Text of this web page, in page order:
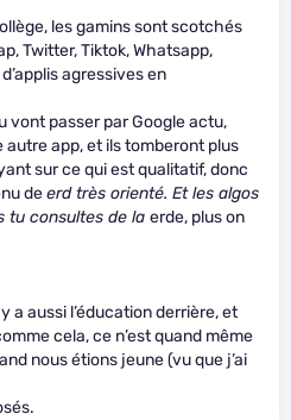
les gamins sont scotchés
Twitter, Tiktok, Whatsapp,
agressives en
vont passer par Google actu,
autre app, et ils tomberont plus
sur ce qui est qualitatif, donc
deerd très orienté. Et les algos
tu consultes de la erde, plus on
a aussi l’éducation derrière, et
cela, ce n’est quand même
nous étions jeune (vu que j’ai